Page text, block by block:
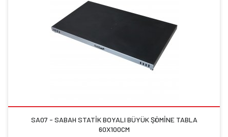
SA07 - SABAH STATİK BOYALI BÜYÜK ŞÖMİNE TABLA
60X100CM